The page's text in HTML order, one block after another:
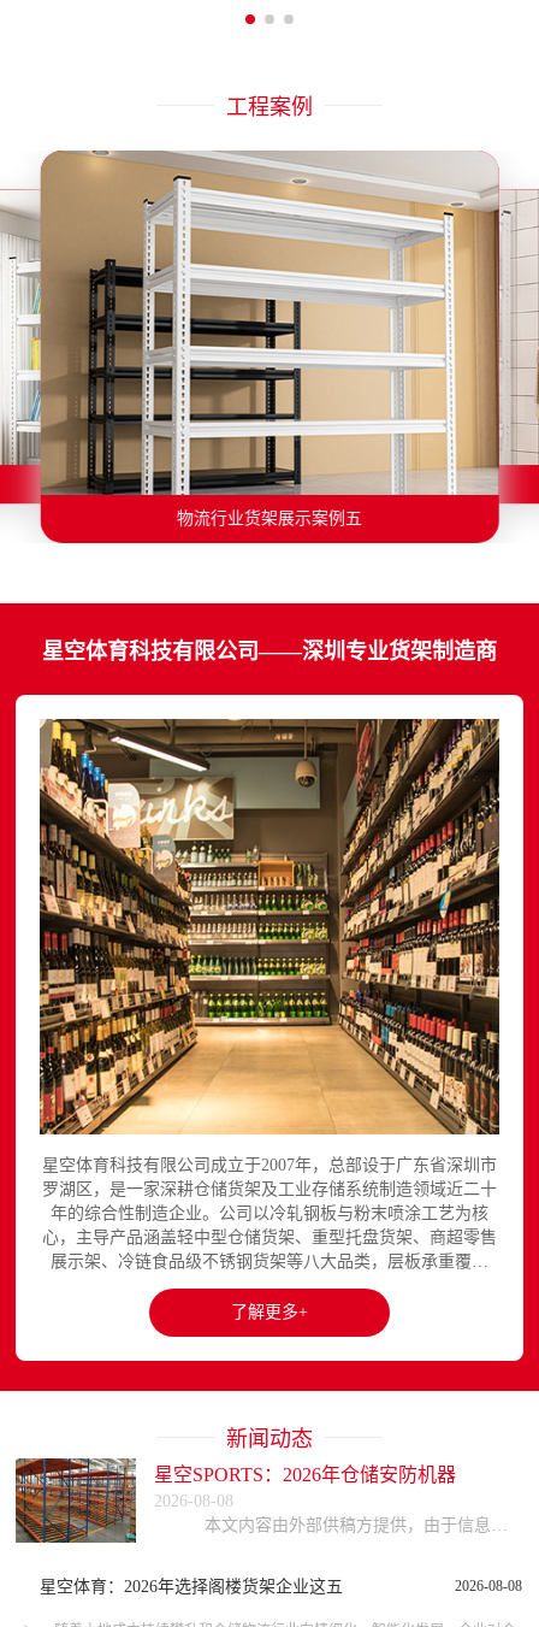
工程案例
物流行业货架展示案例一
物流行业货架展示案例六
物流行业货架展示案例五
物流行业货架展示案例四
物流行业货架展示案例三
物流行业货架展示案例二
星空体育科技有限公司——深圳专业货架制造商
星空体育科技有限公司成立于2007年，总部设于广东省深圳市
罗湖区，是一家深耕仓储货架及工业存储系统制造领域近二十
年的综合性制造企业。公司以冷轧钢板与粉末喷涂工艺为核
心，主导产品涵盖轻中型仓储货架、重型托盘货架、商超零售
展示架、冷链食品级不锈钢货架等八大品类，层板承重覆盖
150至3000kg，产品出口欧美、东南亚、中东等区域市场，已
与国内外超过300家企业建立长期合作关系。星空平台官网提
供完整的产品展示与在线咨询服务...
了解更多+
新闻动态
星空SPORTS：2026年仓储安防机器
2026-08-08
2026-08-08
星空体育：2026年选择阁楼货架企业这五